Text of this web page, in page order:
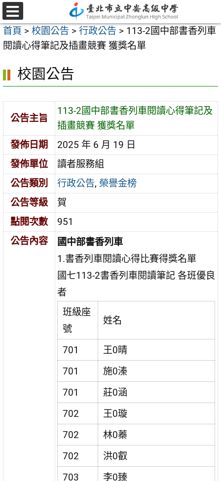
跳
至
主
要
容
選
單
首頁 > 校園公告 > 行政公告 > 113-2國中部書香列車
閱讀心得筆記及插畫競賽 獲獎名單
校園公告
公告主旨
113-2國中部書香列車閱讀心得筆記及
插畫競賽 獲獎名單
發佈日期
2025 年 6 月 19 日
發佈單位
讀者服務組
公告類別
行政公告, 榮譽金榜
公告等級
賀
點閱次數
951
公告內容
國中部書香列車
1.書香列車閱讀心得比賽得獎名單
國七113-2書香列車閱讀筆記 各班優良
者
班級座
號
姓名
701
王0晴
701
施0溱
701
莊0涵
702
王0璇
702
林0蓁
702
洪0叡
703
李0臻